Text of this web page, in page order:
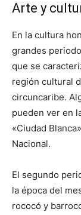
Arte y
En la cultura
grandes
que se
región cultural
circuncaribe.
pueden ver en
«Ciudad
Nacional.
El segundo
la época del
rococó y